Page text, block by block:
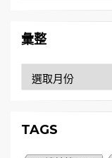
彙整
整
TAGS